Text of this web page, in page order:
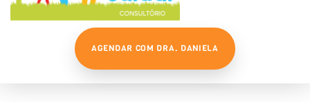
AGENDAR COM DRA. DANIELA